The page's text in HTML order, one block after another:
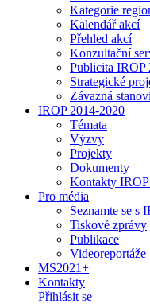
Kategorie
Kalendář akcí
Přehled akcí
Konzultační
Publicita IROP
Strategické
Závazná
IROP 2014-2020
Témata
Výzvy
Projekty
Dokumenty
Kontakty
Pro média
Seznamte se s
Tiskové zprávy
Publikace
Videoreportáže
MS2021+
Kontakty
Přihlásit se